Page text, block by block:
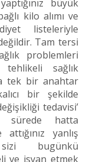
büyük
kilo alımı ve
listeleriyle
Tam tersi
problemleri
sağlık
tek bir anahtar
bir şekilde
tedavisi’
sürede hatta
yanlış
sizi bugünkü
ve isyan etmek